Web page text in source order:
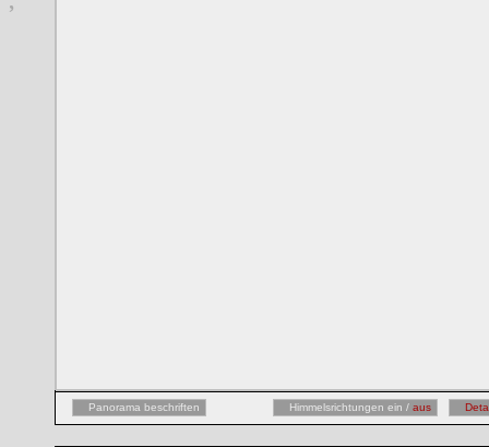
Panorama beschriften Himmelsrichtungen ein / aus